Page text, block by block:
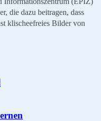
die dazu beitragen, dass
klischeefreies Bilder von